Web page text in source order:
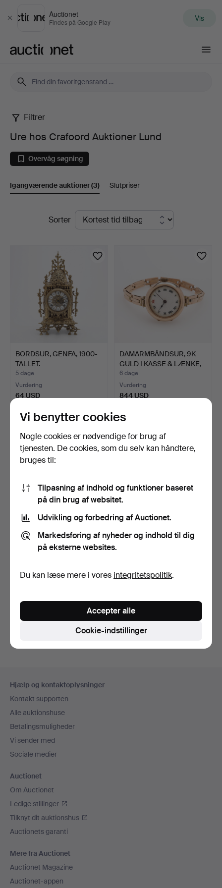
Luk
Auctionet
Findes på Google Play Vis
Ure
hos
Crafoord
Auktioner
Filtrer
Ure hos Crafoord Auktioner Lund
Overvåg søgning
Igangværende auktioner(3) Slutpriser
Igangværende
Sorter
BORDSUR, GENFA, 1900-
TALLET.
5 dage
Vurdering
64 USD
DAMARMBÅNDSUR, 9K
GULD I KASSE & LÆNKE,
RO…
6 dage
Vurdering
844 USD
HERREARMBÅNDSUR,
14K GULD CERTINA,
QUARTZ.
7 dage
vores arkiv med afsluttede
auktioner.
Hjælp og kontaktoplysninger
Kontakt supporten
Alle auktionshuse
Betalingsmuligheder
Vi sender med
Sociale medier
Auctionet
Om Auctionet
Ledige stillinger
Tilknyt dit auktionshus
Auctionets garanti
Mere fra Auctionet
Auctionet Magazine
Auctionet-appen
Vi benytter cookies
Nogle cookies er nødvendige for brug af
tjenesten. De cookies, som du selv kan håndtere,
bruges til:
Tilpasning af indhold og funktioner baseret
på din brug af websitet.
Udvikling og forbedring af Auctionet.
Markedsføring af nyheder og indhold til dig
på eksterne websites.
Du kan læse mere i vores integritetspolitik.
Cookie-indstillinger
Accepter alle